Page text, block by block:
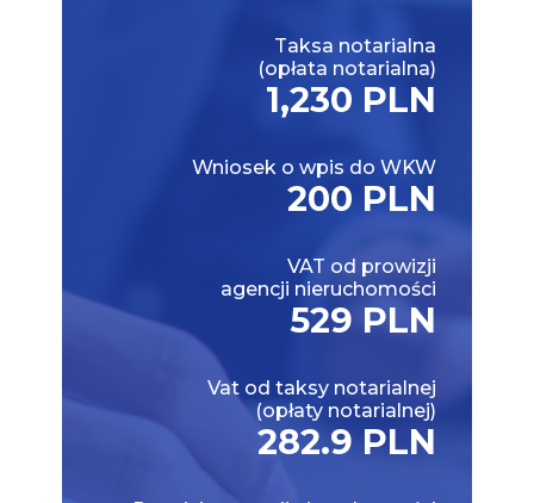
Taksa notarialna
(opłata notarialna)
1,230 PLN
Wniosek o wpis do WKW
200 PLN
VAT od prowizji
agencji nieruchomości
529 PLN
Vat od taksy notarialnej
(opłaty notarialnej)
282.9 PLN